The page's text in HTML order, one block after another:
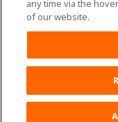
any time via the
of our website.